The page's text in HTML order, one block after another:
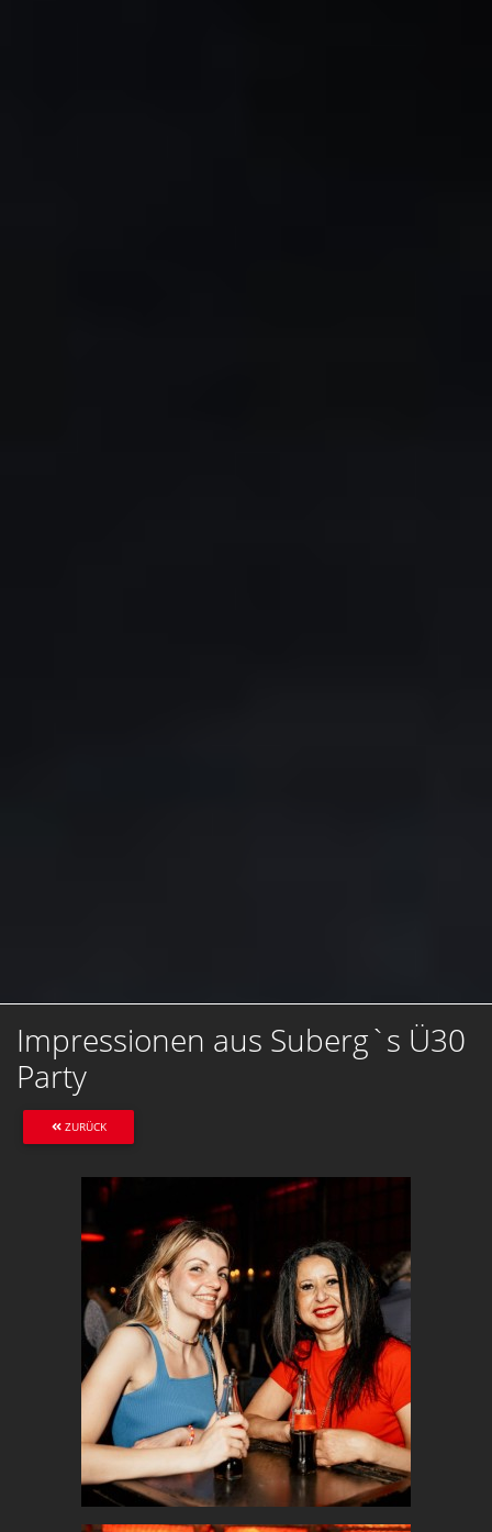
Impressionen aus Suberg`s Ü30
Party
ZURÜCK